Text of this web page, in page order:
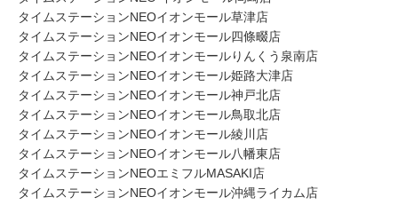
タイムステーションNEOイオンモール草津店
タイムステーションNEOイオンモール四條畷店
タイムステーションNEOイオンモールりんくう泉南店
タイムステーションNEOイオンモール姫路大津店
タイムステーションNEOイオンモール神戸北店
タイムステーションNEOイオンモール鳥取北店
タイムステーションNEOイオンモール綾川店
タイムステーションNEOイオンモール八幡東店
タイムステーションNEOエミフルMASAKI店
タイムステーションNEOイオンモール沖縄ライカム店